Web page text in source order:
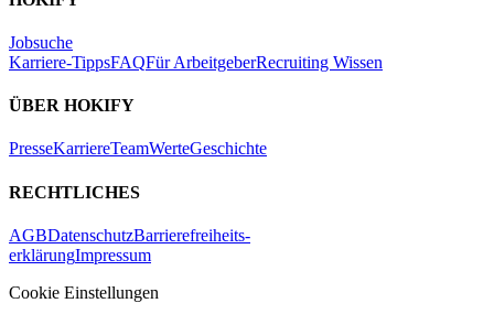
Jobsuche
Karriere-TippsFAQFür ArbeitgeberRecruiting Wissen
ÜBER HOKIFY
PresseKarriereTeamWerteGeschichte
RECHTLICHES
AGBDatenschutzBarrierefreiheits-
erklärungImpressum
Cookie Einstellungen